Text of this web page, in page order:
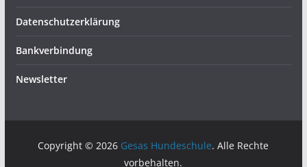
Datenschutzerklärung
Bankverbindung
Newsletter
Copyright © 2026 Gesas Hundeschule. Alle Rechte
vorbehalten.